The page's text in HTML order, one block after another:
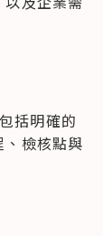
括明確的
檢核點與